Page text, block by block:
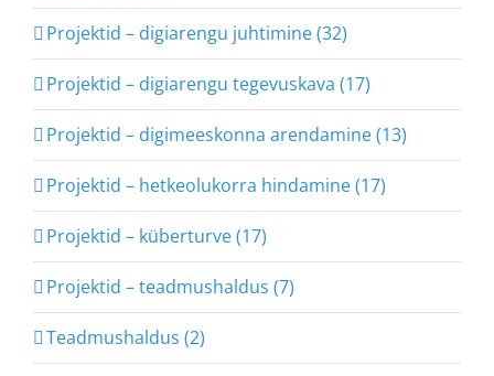
Projektid – digiarengu juhtimine (32)
Projektid – digiarengu tegevuskava (17)
Projektid – digimeeskonna arendamine (13)
Projektid – hetkeolukorra hindamine (17)
Projektid – küberturve (17)
Projektid – teadmushaldus (7)
Teadmushaldus (2)